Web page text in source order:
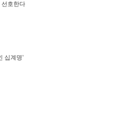
선호한다
십계명’